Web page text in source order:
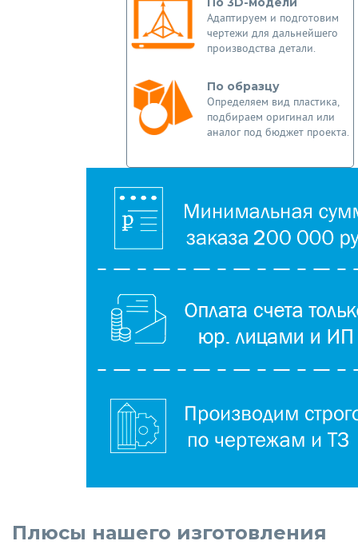
Адаптируем и подготовим
чертежи для дальнейшего
производства детали.
По образцу
Определяем вид пластика,
подбираем оригинал или
аналог под бюджет проекта.
Плюсы нашего изготовления